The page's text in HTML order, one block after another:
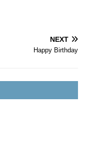
NEXT
Happy Birthday